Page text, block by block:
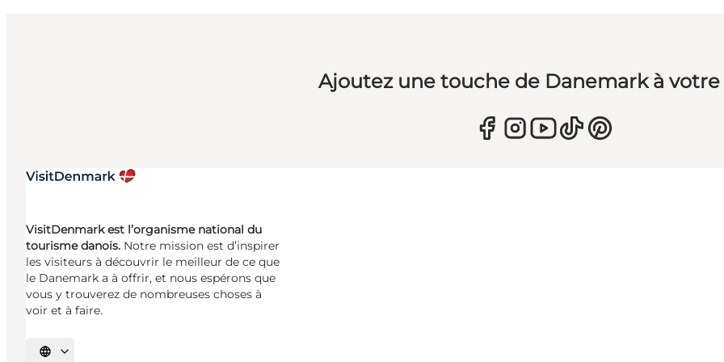
Ajoutez une touche de Danemark à
VisitDenmark est l’organisme national du
tourisme danois. Notre mission est d’inspirer
les visiteurs à découvrir le meilleur de ce que
le Danemark a à offrir, et nous espérons que
vous y trouverez de nombreuses choses à
voir et à faire.
Choisissez la langue